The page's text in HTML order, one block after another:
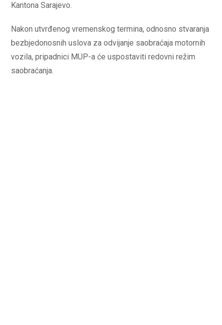
Kantona Sarajevo.
Nakon utvrđenog vremenskog termina, odnosno stvaranja
bezbjedonosnih uslova za odvijanje saobraćaja motornih
vozila, pripadnici MUP-a će uspostaviti redovni režim
saobraćanja.